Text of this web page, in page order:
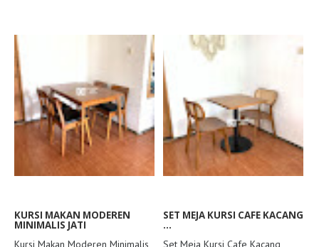
KURSI MAKAN MODEREN
MINIMALIS JATI
Kursi Makan Moderen Minimalis
SET MEJA KURSI CAFE KACANG
...
Set Meja Kursi Cafe Kacang